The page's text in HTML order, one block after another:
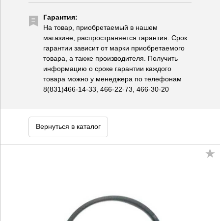
Гарантия:
На товар, приобретаемый в нашем
магазине, распространяется гарантия. Срок
гарантии зависит от марки приобретаемого
товара, а также производителя. Получить
информацию о сроке гарантии каждого
товара можно у менеджера по телефонам
8(831)466-14-33, 466-22-73, 466-30-20
Вернуться в каталог